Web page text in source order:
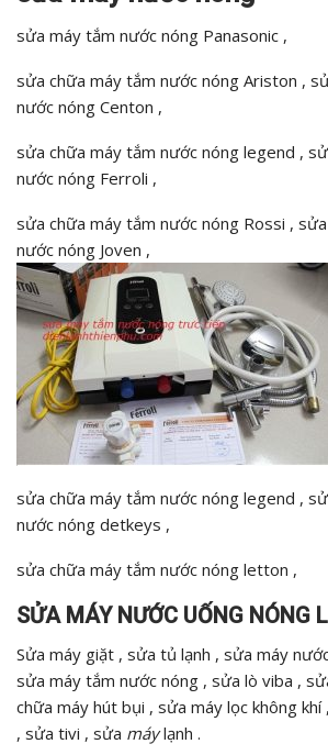
sửa máy tắm nước nóng Panasonic ,
sửa chữa máy tắm nước nóng Ariston ,
nước nóng Centon ,
sửa chữa máy tắm nước nóng legend ,
nước nóng Ferroli ,
sửa chữa máy tắm nước nóng Rossi ,
nước nóng Joven ,
sửa chữa máy tắm nước nóng legend ,
nước nóng detkeys ,
sửa chữa máy tắm nước nóng letton ,
SỬA MÁY NƯỚC UỐNG NÓNG
Sửa máy giặt , sửa tủ lạnh , sửa máy
sửa máy tắm nước nóng , sửa lò viba ,
chữa máy hút bụi , sửa máy lọc không
, sửa tivi , sửa máylạnh .